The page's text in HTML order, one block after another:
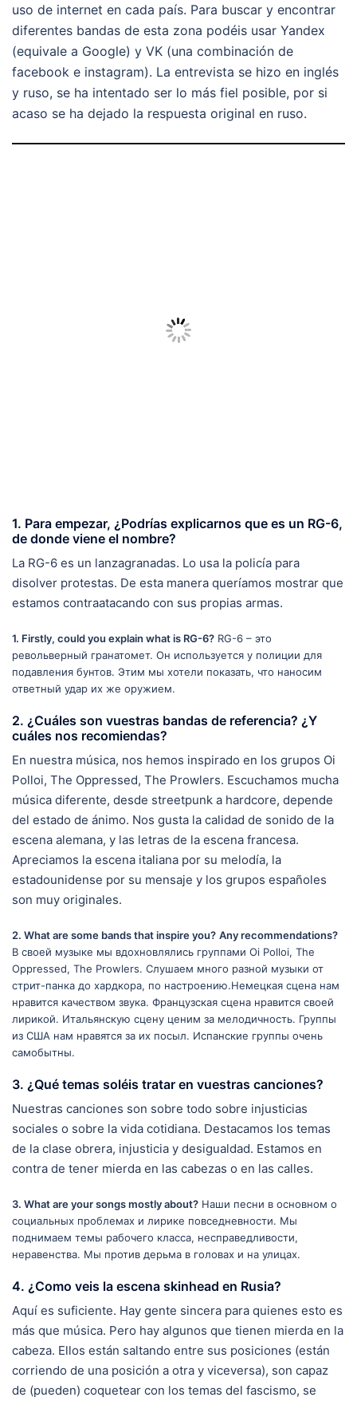
uso de internet en cada país. Para buscar y encontrar
diferentes bandas de esta zona podéis usar Yandex
(equivale a Google) y VK (una combinación de
facebook e instagram). La entrevista se hizo en inglés
y ruso, se ha intentado ser lo más fiel posible, por si
acaso se ha dejado la respuesta original en ruso.
1. Para empezar, ¿Podrías explicarnos que es un RG-6,
de donde viene el nombre?
La RG-6 es un lanzagranadas. Lo usa la policía para
disolver protestas. De esta manera queríamos mostrar que
estamos contraatacando con sus propias armas.
1. Firstly, could you explain what is RG-6? RG-6 – это
револьверный гранатомет. Он используется у полиции для
подавления бунтов. Этим мы хотели показать, что наносим
ответный удар их же оружием.
2. ¿Cuáles son vuestras bandas de referencia? ¿Y
cuáles nos recomiendas?
En nuestra música, nos hemos inspirado en los grupos Oi
Polloi, The Oppressed, The Prowlers. Escuchamos mucha
música diferente, desde streetpunk a hardcore, depende
del estado de ánimo. Nos gusta la calidad de sonido de la
escena alemana, y las letras de la escena francesa.
Apreciamos la escena italiana por su melodía, la
estadounidense por su mensaje y los grupos españoles
son muy originales.
2. What are some bands that inspire you? Any recommendations?
В своей музыке мы вдохновлялись группами Oi Polloi, The
Oppressed, The Prowlers. Слушаем много разной музыки от
стрит-панка до хардкора, по настроению.Немецкая сцена нам
нравится качеством звука. Французская сцена нравится своей
лирикой. Итальянскую сцену ценим за мелодичность. Группы
из США нам нравятся за их посыл. Испанские группы очень
самобытны.
3. ¿Qué temas soléis tratar en vuestras canciones?
Nuestras canciones son sobre todo sobre injusticias
sociales o sobre la vida cotidiana. Destacamos los temas
de la clase obrera, injusticia y desigualdad. Estamos en
contra de tener mierda en las cabezas o en las calles.
3. What are your songs mostly about? Наши песни в основном о
социальных проблемах и лирике повседневности. Мы
поднимаем темы рабочего класса, несправедливости,
неравенства. Мы против дерьма в головах и на улицах.
4. ¿Como veis la escena skinhead en Rusia?
Aquí es suficiente. Hay gente sincera para quienes esto es
más que música. Pero hay algunos que tienen mierda en la
cabeza. Ellos están saltando entre sus posiciones (están
corriendo de una posición a otra y viceversa), son capaz
de (pueden) coquetear con los temas del fascismo, se